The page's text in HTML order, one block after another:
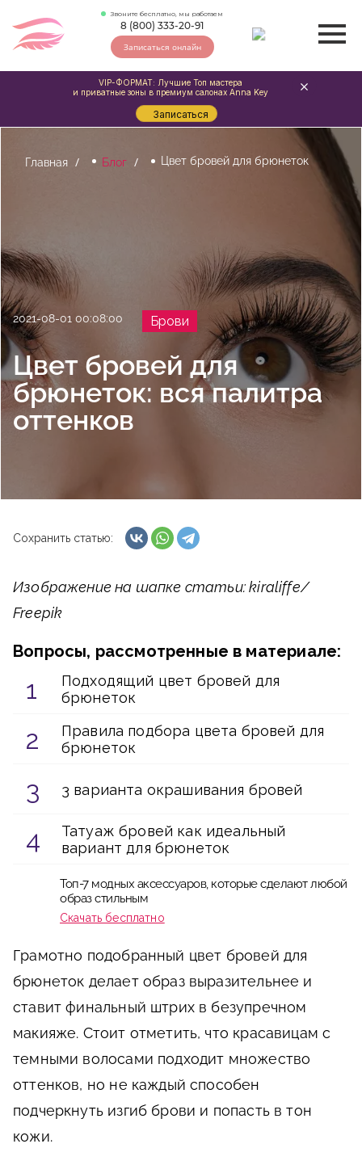
Звоните бесплатно, мы работаем
8 (800) 333-20-91
Записаться онлайн
Главная Блог Цвет бровей для брюнеток
2021-08-01 00:08:00 Брови
Цвет бровей для
брюнеток: вся палитра
оттенков
Сохранить статью:
Изображение на шапке статьи: kiraliffe/
Freepik
Вопросы, рассмотренные в материале:
Подходящий цвет бровей для
брюнеток
Правила подбора цвета бровей для
брюнеток
3 варианта окрашивания бровей
Татуаж бровей как идеальный
вариант для брюнеток
Топ-7 модных аксессуаров, которые сделают любой
образ стильным
Скачать бесплатно
Грамотно подобранный цвет бровей для
брюнеток делает образ выразительнее и
ставит финальный штрих в безупречном
макияже. Стоит отметить, что красавицам с
темными волосами подходит множество
оттенков, но не каждый способен
подчеркнуть изгиб брови и попасть в тон
кожи.
VIP-ФОРМАТ: Лучшие Топ мастера
и приватные зоны в премиум салонах Anna Key
Записаться